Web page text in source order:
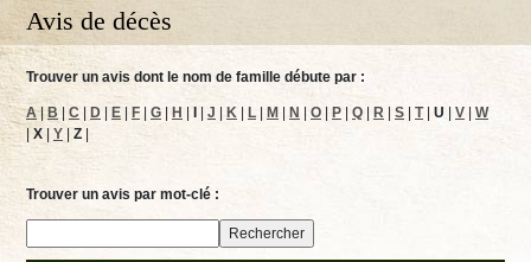
Avis de décès
Trouver un avis dont le nom de famille débute par :
A B C D E F G H J K L M N O P Q R S T U V
W
X Y Z
Trouver un avis par mot-clé :